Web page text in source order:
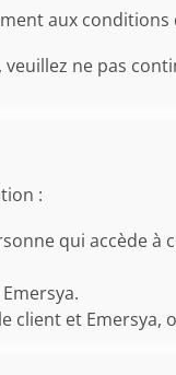
aux
ne pas
:
qui accède à
client et Emersya,